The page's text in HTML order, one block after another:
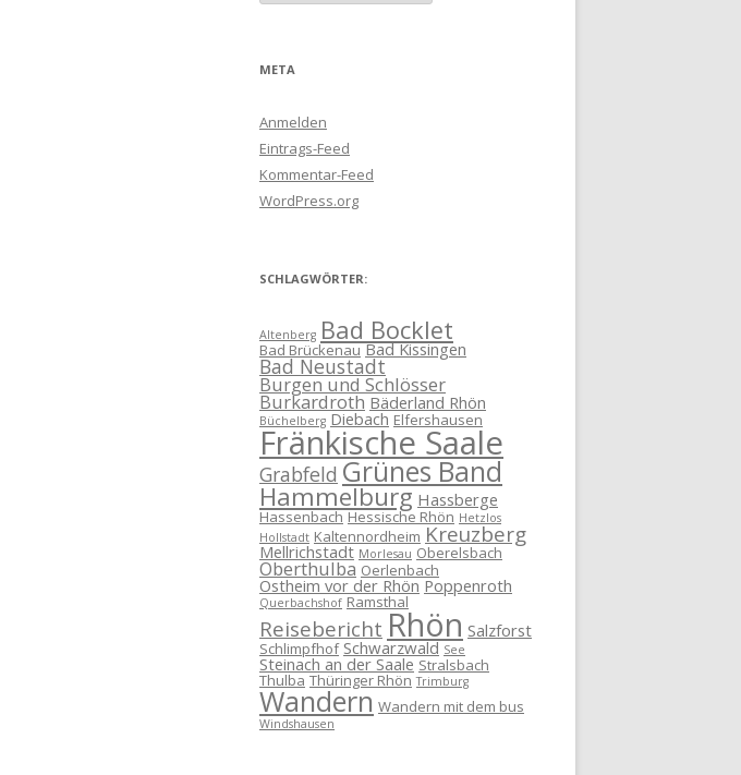
META
Anmelden
Eintrags-Feed
Kommentar-Feed
WordPress.org
SCHLAGWÖRTER:
Altenberg Bad Bocklet
Bad Brückenau Bad Kissingen
Bad Neustadt
Burgen und Schlösser
Burkardroth Bäderland Rhön
Büchelberg Diebach Elfershausen
Fränkische Saale
Grabfeld Grünes Band
Hammelburg Hassberge
Hassenbach Hessische Rhön Hetzlos
Hollstadt Kaltennordheim Kreuzberg
Mellrichstadt Morlesau Oberelsbach
Oberthulba Oerlenbach
Ostheim vor der Rhön Poppenroth
Querbachshof Ramsthal
ReiseberichtRhön Salzforst
Schlimpfhof Schwarzwald See
Steinach an der Saale Stralsbach
Thulba Thüringer Rhön Trimburg
Wandern Wandern mit dem bus
Windshausen